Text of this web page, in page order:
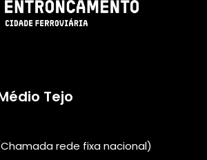
Tejo
rede fixa nacional)